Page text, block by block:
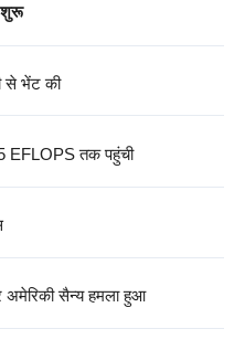
शुरू
से भेंट की
EFLOPS तक पहुंची
अमेरिकी सैन्य हमला हुआ